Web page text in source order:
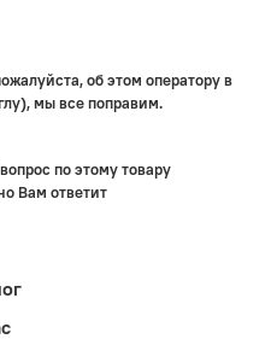
об этом оператору в
мы все поправим.
по этому товару
Вам ответит